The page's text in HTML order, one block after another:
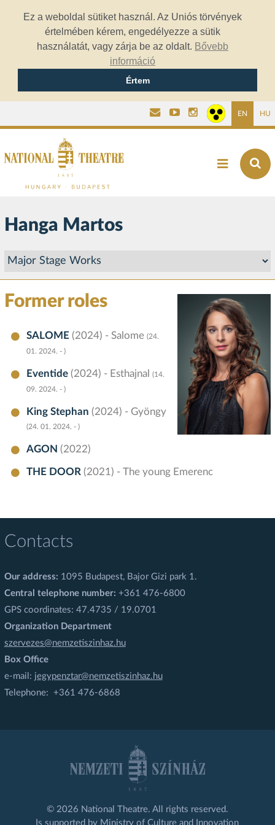
Ez a weboldal sütiket használ. Az Uniós törvények
értelmében kérem, engedélyezze a sütik
használatát, vagy zárja be az oldalt. Bővebb
információ
Értem
EN HU
Hanga Martos
Former roles
SALOME(2024) - Salome (24.
01. 2024. - )
Eventide(2024) - Esthajnal
(14.
09. 2024. - )
King Stephan (2024) - Gyöngy
(24. 01. 2024. - )
AGON (2022)
THE DOOR (2021) - The young Emerenc
Contacts
Our address: 1095 Budapest, Bajor Gizi park 1.
Central telephone number: +361 476-6800
GPS coordinates: 47.4735 / 19.0701
Organization Department
szervezes@nemzetiszinhaz.hu
Box Office
e-mail: jegypenztar@nemzetiszinhaz.hu
Telephone: +361 476-6868
© 2026 National Theatre. All rights reserved.
Is supported by Ministry of Culture and Innovation